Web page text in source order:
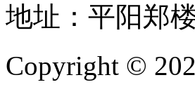
地址：平阳郑
Copyright ©